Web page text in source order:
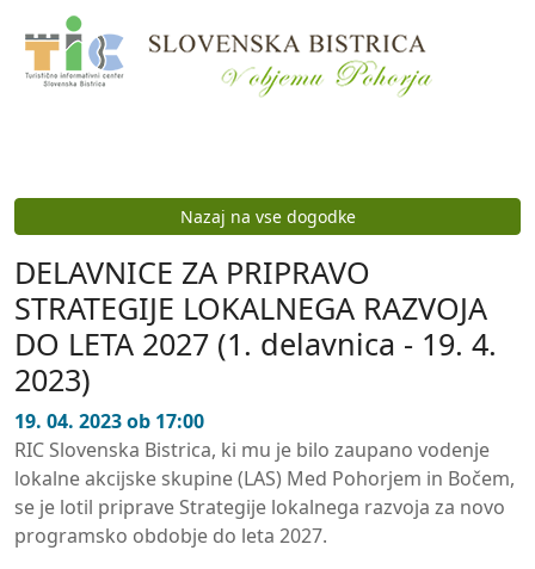
Preskoči na vsebino
Nazaj na vse dogodke
DELAVNICE ZA PRIPRAVO
STRATEGIJE LOKALNEGA RAZVOJA
DO LETA 2027 (1. delavnica - 19. 4.
2023)
19. 04. 2023 ob 17:00
RIC Slovenska Bistrica, ki mu je bilo zaupano vodenje
lokalne akcijske skupine (LAS) Med Pohorjem in Bočem,
se je lotil priprave Strategije lokalnega razvoja za novo
programsko obdobje do leta 2027.